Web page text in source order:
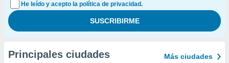
He leído y acepto la política de privacidad.
Principales ciudades Más ciudades